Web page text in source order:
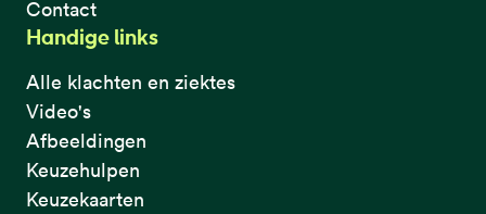
Contact
Handige links
Alle klachten en ziektes
Video's
Afbeeldingen
Keuzehulpen
Keuzekaarten